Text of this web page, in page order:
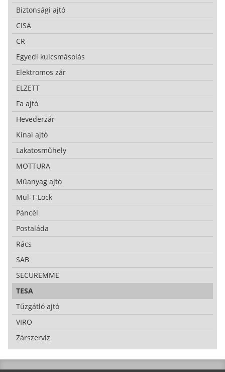
Biztonsági ajtó
CISA
CR
Egyedi kulcsmásolás
Elektromos zár
ELZETT
Fa ajtó
Hevederzár
Kínai ajtó
Lakatosműhely
MOTTURA
Műanyag ajtó
Mul-T-Lock
Páncél
Postaláda
Rács
SAB
SECUREMME
TESA
Tűzgátló ajtó
VIRO
Zárszerviz